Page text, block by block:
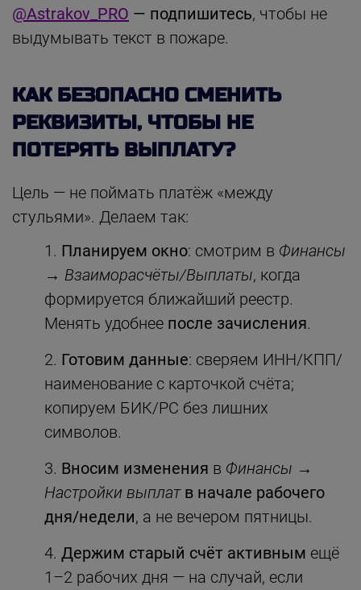
@Astrakov_PRO — подпишитесь, чтобы не
выдумывать текст в пожаре.
КАК БЕЗОПАСНО СМЕНИТЬ
РЕКВИЗИТЫ, ЧТОБЫ НЕ
ПОТЕРЯТЬ ВЫПЛАТУ?
Цель — не поймать платёж «между
стульями». Делаем так:
Планируем окно: смотрим в Финансы
→ Взаиморасчёты/Выплаты, когда
формируется ближайший реестр.
Менять удобнее после зачисления.
Готовим данные: сверяем ИНН/КПП/
наименование с карточкой счёта;
копируем БИК/РС без лишних
символов.
Вносим изменения в Финансы →
Настройки выплат в начале рабочего
дня/недели, а не вечером пятницы.
Держим старый счёт активным ещё
1–2 рабочих дня — на случай, если